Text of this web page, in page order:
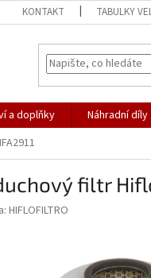
KONTAKT TABULKY
a doplňky Náhradní díly
filtr
HIFLOFILTRO